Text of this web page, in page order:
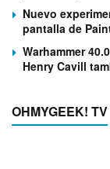
Nuevo
pantalla de
Warhammer
Henry Cavill
OHMYGEEK! TV